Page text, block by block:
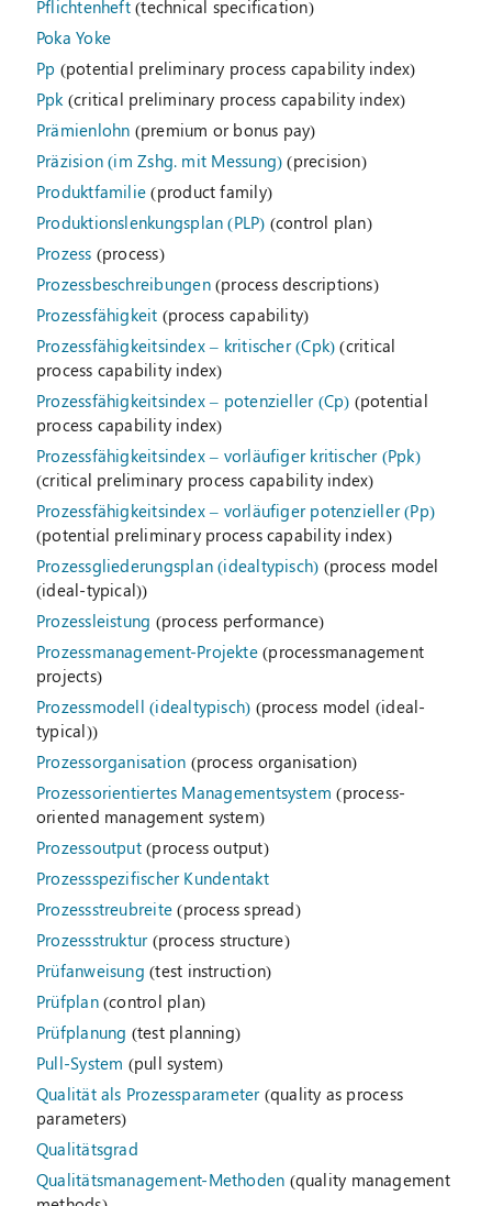
Pflichtenheft(technical specification)
Poka Yoke
Pp (potential preliminary process capability index)
Ppk(critical preliminary process capability index)
Prämienlohn (premium or bonus pay)
Präzision (im Zshg. mit Messung) (precision)
Produktfamilie (product family)
Produktionslenkungsplan (PLP) (control plan)
Prozess (process)
Prozessbeschreibungen(process descriptions)
Prozessfähigkeit (process capability)
Prozessfähigkeitsindex – kritischer (Cpk) (critical
process capability index)
Prozessfähigkeitsindex – potenzieller (Cp) (potential
process capability index)
Prozessfähigkeitsindex – vorläufiger kritischer (Ppk)
(critical preliminary process capability index)
Prozessfähigkeitsindex – vorläufiger potenzieller (Pp)
(potential preliminary process capability index)
Prozessgliederungsplan (idealtypisch) (process model
(ideal-typical))
Prozessleistung (process performance)
Prozessmanagement-Projekte(processmanagement
projects)
Prozessmodell (idealtypisch) (process model (ideal-
typical))
Prozessorganisation (process organisation)
Prozessorientiertes Managementsystem (process-
oriented management system)
Prozessoutput(process output)
Prozessspezifischer Kundentakt
Prozessstreubreite (process spread)
Prozessstruktur(process structure)
Prüfanweisung (test instruction)
Prüfplan(control plan)
Prüfplanung (test planning)
Pull-System (pull system)
Qualität als Prozessparameter(quality as process
parameters)
Qualitätsgrad
Qualitätsmanagement-Methoden (quality management